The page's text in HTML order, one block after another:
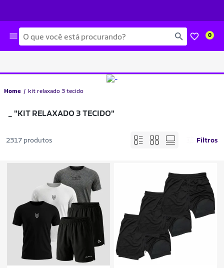
Busca 0
Home kit relaxado 3 tecido
"KIT RELAXADO 3 TECIDO"
2317 produtos Filtros